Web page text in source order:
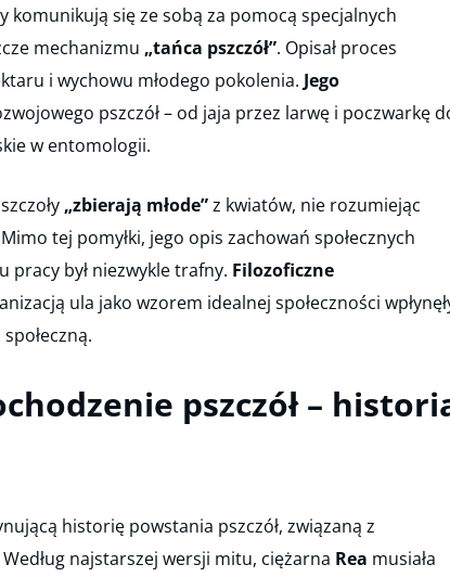
komunikują się ze sobą za pomocą specjalnych
mechanizmu „tańca pszczół”. Opisał proces
i wychowu młodego pokolenia. Jego
pszczół – od jaja przez larwę i poczwarkę
w entomologii.
„zbierają młode”z kwiatów, nie rozumiejąc
tej pomyłki, jego opis zachowań społecznych
pracy był niezwykle trafny. Filozoficzne
ula jako wzorem idealnej społeczności
pszczół –
historię powstania pszczół, związaną z
Według najstarszej wersji mitu, ciężarna Rea musiała